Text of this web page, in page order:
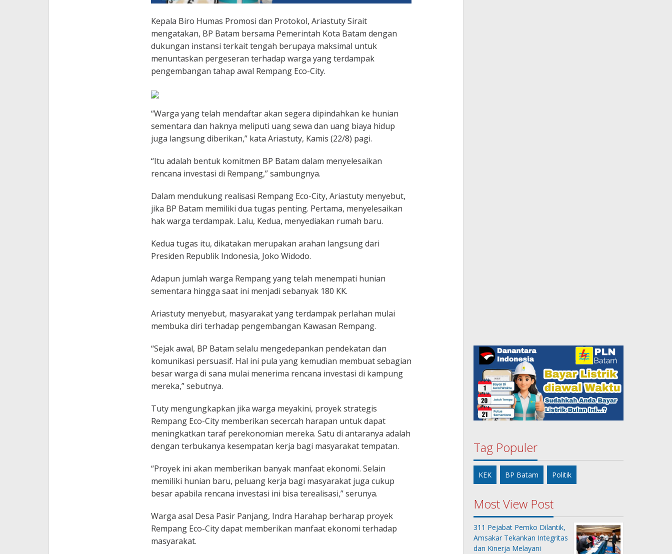
Kepala Biro Humas Promosi dan Protokol, Ariastuty Sirait
mengatakan, BP Batam bersama Pemerintah Kota Batam dengan
dukungan instansi terkait tengah berupaya maksimal untuk
menuntaskan pergeseran terhadap warga yang terdampak
pengembangan tahap awal Rempang Eco-City.
“Warga yang telah mendaftar akan segera dipindahkan ke hunian
sementara dan haknya meliputi uang sewa dan uang biaya hidup
juga langsung diberikan,” kata Ariastuty, Kamis (22/8) pagi.
“Itu adalah bentuk komitmen BP Batam dalam menyelesaikan
rencana investasi di Rempang,” sambungnya.
Dalam mendukung realisasi Rempang Eco-City, Ariastuty menyebut,
jika BP Batam memiliki dua tugas penting. Pertama, menyelesaikan
hak warga terdampak. Lalu, Kedua, menyediakan rumah baru.
Kedua tugas itu, dikatakan merupakan arahan langsung dari
Presiden Republik Indonesia, Joko Widodo.
Adapun jumlah warga Rempang yang telah menempati hunian
sementara hingga saat ini menjadi sebanyak 180 KK.
Ariastuty menyebut, masyarakat yang terdampak perlahan mulai
membuka diri terhadap pengembangan Kawasan Rempang.
“Sejak awal, BP Batam selalu mengedepankan pendekatan dan
komunikasi persuasif. Hal ini pula yang kemudian membuat sebagian
besar warga di sana mulai menerima rencana investasi di kampung
mereka,” sebutnya.
Tuty mengungkapkan jika warga meyakini, proyek strategis
Rempang Eco-City memberikan secercah harapan untuk dapat
meningkatkan taraf perekonomian mereka. Satu di antaranya adalah
dengan terbukanya kesempatan kerja bagi masyarakat tempatan.
“Proyek ini akan memberikan banyak manfaat ekonomi. Selain
memiliki hunian baru, peluang kerja bagi masyarakat juga cukup
besar apabila rencana investasi ini bisa terealisasi,” serunya.
Warga asal Desa Pasir Panjang, Indra Harahap berharap proyek
Rempang Eco-City dapat memberikan manfaat ekonomi terhadap
masyarakat.
Tag Populer
KEK BP Batam Politik
Most View Post
311 Pejabat Pemko Dilantik,
Amsakar Tekankan Integritas
dan Kinerja Melayani